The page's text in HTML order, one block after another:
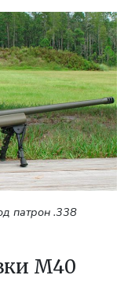
патрон .338
M40